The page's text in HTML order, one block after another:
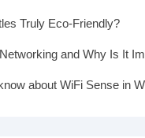
Truly Eco-Friendly?
and Why Is It
about WiFi Sense in